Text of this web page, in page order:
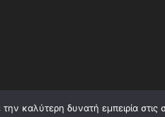
καλύτερη δυνατή εμπειρία στις